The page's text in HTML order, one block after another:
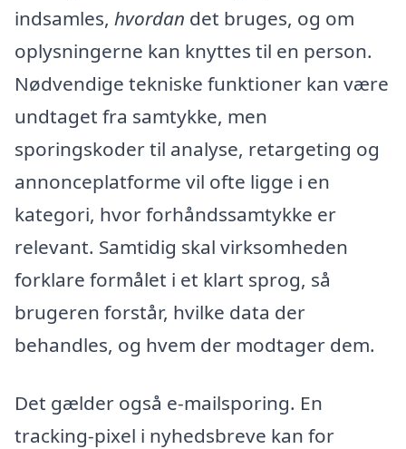
indsamles, hvordan det bruges, og om
oplysningerne kan knyttes til en person.
Nødvendige tekniske funktioner kan være
undtaget fra samtykke, men
sporingskoder til analyse, retargeting og
annonceplatforme vil ofte ligge i en
kategori, hvor forhåndssamtykke er
relevant. Samtidig skal virksomheden
forklare formålet i et klart sprog, så
brugeren forstår, hvilke data der
behandles, og hvem der modtager dem.
Det gælder også e-mailsporing. En
tracking-pixel i nyhedsbreve kan for